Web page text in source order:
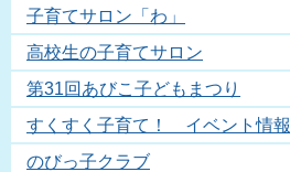
子育てサロン「わ」
高校生の子育てサロン
第31回あびこ子どもまつり
すくすく子育て！ イベント情報
のびっ子クラブ